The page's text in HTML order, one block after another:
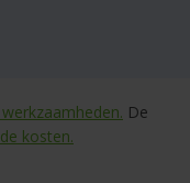
De
kosten.